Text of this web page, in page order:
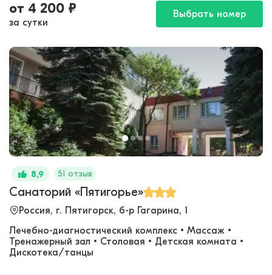
от 4 200 ₽
за сутки
Выбрать номер
8,9 51 отзыв
Санаторий «Пятигорье»
Россия, г. Пятигорск, б-р Гагарина, 1
Лечебно-диагностический комплекс • Массаж •
Тренажерный зал • Столовая • Детская комната •
Дискотека/танцы